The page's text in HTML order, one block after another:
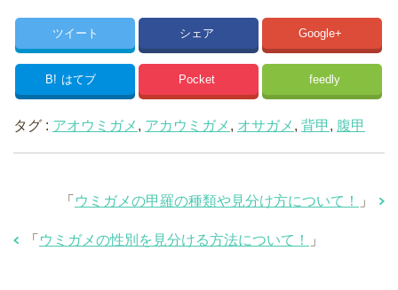
ツイート シェア Google+
B! はてブ Pocket feedly
タグ : アオウミガメ , アカウミガメ , オサガメ , 背甲 , 腹甲
「 ウミガメの甲羅の種類や見分け方について！ 」
「 ウミガメの性別を見分ける方法について！ 」